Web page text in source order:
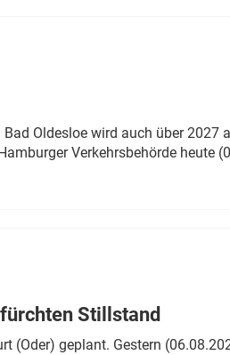
Oldesloe wird auch über 2027
Verkehrsbehörde heute
Stillstand
(Oder) geplant. Gestern